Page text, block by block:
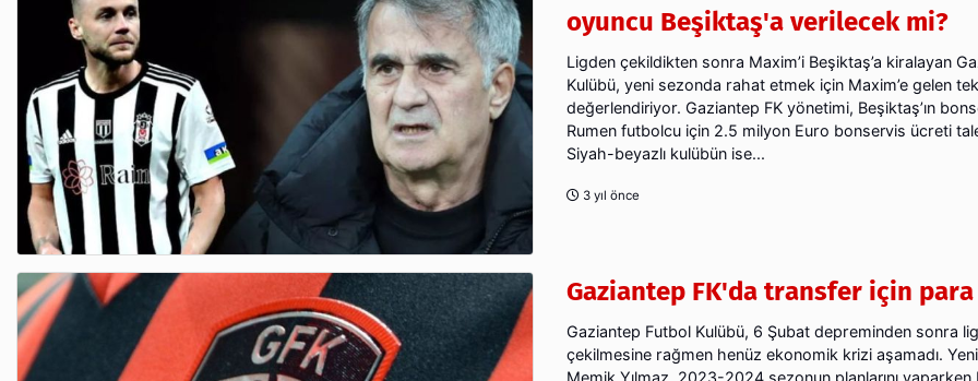
oyuncu Beşiktaş'a verilecek mi?
Ligden çekildikten sonra Maxim’i Beşiktaş’a kiralayan
Kulübü, yeni sezonda rahat etmek için Maxim’e gelen
değerlendiriyor. Gaziantep FK yönetimi, Beşiktaş’ın
Rumen futbolcu için 2.5 milyon Euro bonservis ücreti
Siyah-beyazlı kulübün ise...
3 yıl önce
Gaziantep FK'da transfer için para
Gaziantep Futbol Kulübü, 6 Şubat depreminden sonra
çekilmesine rağmen henüz ekonomik krizi aşamadı.
Memik Yılmaz, 2023-2024 sezonun planlarını